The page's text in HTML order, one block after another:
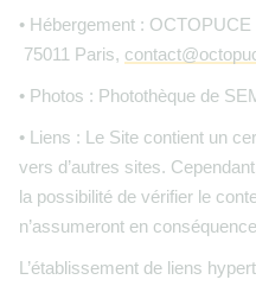
• Hébergement :
75011 Paris,
• Photos : Photothèque de
• Liens : Le Site contient un
vers d’autres sites.
la possibilité de vérifier le
n’assumeront en
L’établissement de liens